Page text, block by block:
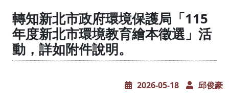
轉知新北市政府環境保護局「115
年度新北市環境教育繪本徵選」活
動，詳如附件說明。
2026-05-18 邱俊豪